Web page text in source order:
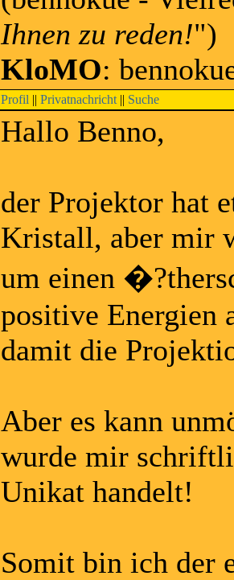
Ihnen zu reden!")
KloMO:
Profil || Privatnachricht || Suche
Hallo Benno,
der Projektor hat
Kristall, aber mir
um einen
positive Energien
damit die
Aber es kann
wurde mir
Unikat handelt!
Somit bin ich der